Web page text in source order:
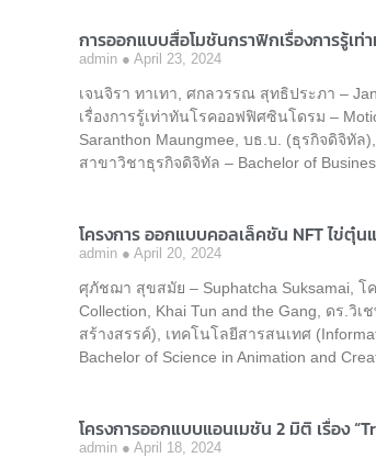
การออกแบบสื่อโมชันกราฟิกเรื่องการรู้เ
admin April 23, 2024
เจนจิรา ทาเทา, ศกลวรรณ สุทธิประภา –
เรื่องการรู้เท่าทันโรคออฟฟิศซินโดรม –
Saranthon Maungmee, บธ.บ. (ธุรกิจดิจิทั
สาขาวิชาธุรกิจดิจิทัล – Bachelor of
โครงการ ออกแบบคอลเล็คชัน NFT ไข่ตุ๋น
admin April 20, 2024
ศุภัชฌา สุขสมัย – Suphatcha Suksamai, โ
Collection, Khai Tun and the Gang, ดร.วิ
สร้างสรรค์), เทคโนโลยีสารสนเทศ
Bachelor of Science in Animation and
โครงการออกแบบแอนเมชัน 2 มิติ เรื่อง
admin April 18, 2024